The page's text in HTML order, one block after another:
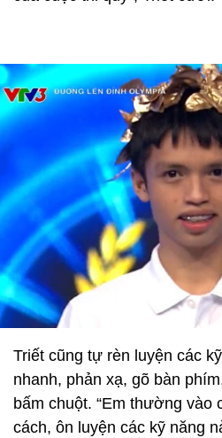
Triết cũng tự rèn luyện các
nhanh, phản xạ, gõ bàn
bấm chuột. “Em thường vào
cách, ôn luyện các kỹ năng